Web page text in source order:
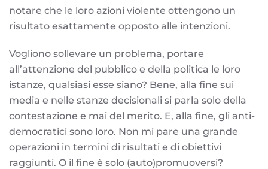
notare che le loro azioni violente ottengono un
risultato esattamente opposto alle intenzioni.
Vogliono sollevare un problema, portare
all’attenzione del pubblico e della politica le loro
istanze, qualsiasi esse siano? Bene, alla fine sui
media e nelle stanze decisionali si parla solo della
contestazione e mai del merito. E, alla fine, gli anti-
democratici sono loro. Non mi pare una grande
operazioni in termini di risultati e di obiettivi
raggiunti. O il fine è solo (auto)promuoversi?